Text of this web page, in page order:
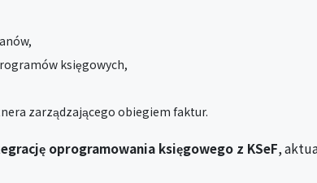
księgowych,
zarządzającego obiegiem faktur.
oprogramowania księgowego z KSeF,